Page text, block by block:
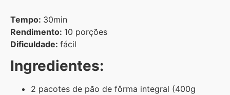
Tempo: 30min
Rendimento: 10 porções
Dificuldade: fácil
Ingredientes:
2 pacotes de pão de fôrma integral (400g